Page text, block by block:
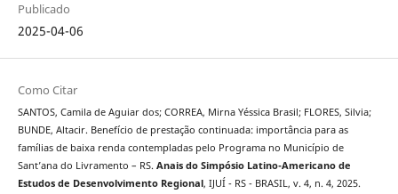
Publicado
2025-04-06
Como Citar
SANTOS, Camila de Aguiar dos; CORREA, Mirna Yéssica Brasil; FLORES, Silvia;
BUNDE, Altacir. Benefício de prestação continuada: importância para as
famílias de baixa renda contempladas pelo Programa no Município de
Sant’ana do Livramento – RS. Anais do Simpósio Latino-Americano de
Estudos de Desenvolvimento Regional, IJUÍ - RS - BRASIL, v. 4, n. 4, 2025.